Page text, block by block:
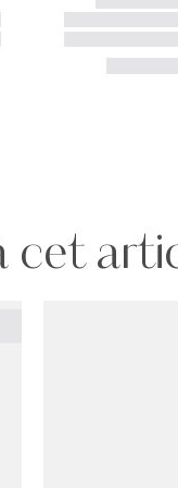
cet